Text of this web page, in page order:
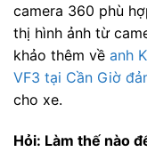
camera 360 phù
thị hình ảnh từ
khảo thêm về anh
VF3 tại Cần Giờ
cho xe.
Hỏi: Làm thế nào